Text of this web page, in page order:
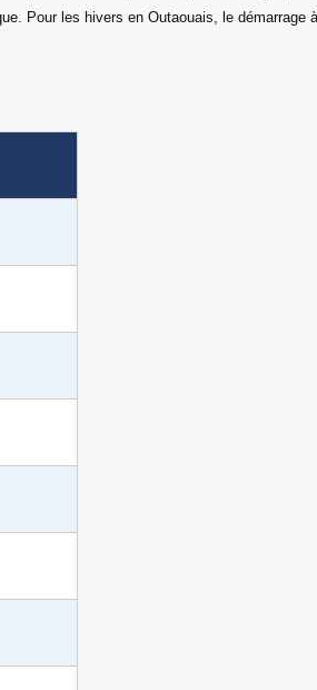
Pour les hivers en Outaouais, le démarrage